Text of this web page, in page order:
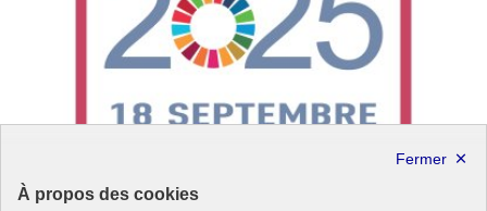
À propos des cookies